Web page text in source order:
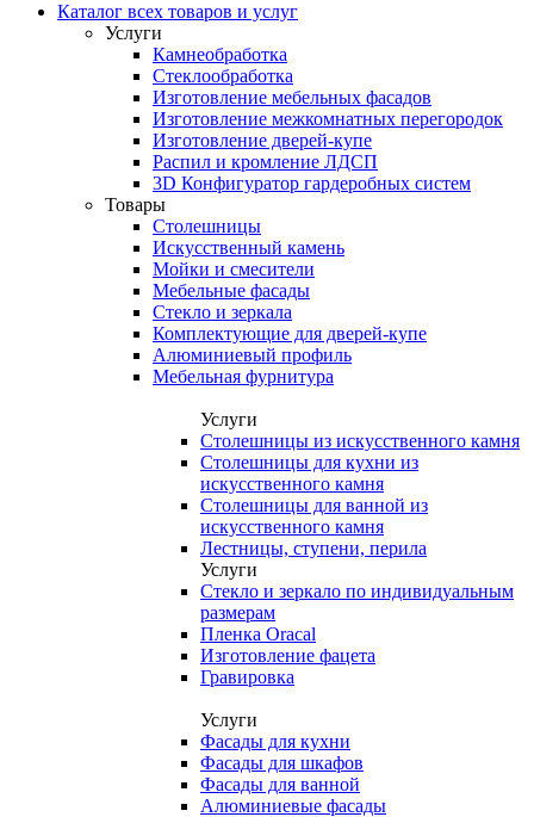
Каталог всех товаров и услуг
Услуги
Камнеобработка
Стеклообработка
Изготовление мебельных фасадов
Изготовление межкомнатных перегородок
Изготовление дверей-купе
Распил и кромление ЛДСП
3D Конфигуратор гардеробных систем
Товары
Столешницы
Искусственный камень
Мойки и смесители
Мебельные фасады
Стекло и зеркала
Комплектующие для дверей-купе
Алюминиевый профиль
Мебельная фурнитура
Услуги
Столешницы из искусственного камня
Столешницы для кухни из
искусственного камня
Столешницы для ванной из
искусственного камня
Лестницы, ступени, перила
Услуги
Стекло и зеркало по индивидуальным
размерам
Пленка Oracal
Изготовление фацета
Гравировка
Услуги
Фасады для кухни
Фасады для шкафов
Фасады для ванной
Алюминиевые фасады